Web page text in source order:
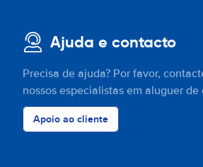
Ajuda e contacto
Precisa de ajuda? Por favor,
nossos especialistas em aluguer de
Apoio ao cliente